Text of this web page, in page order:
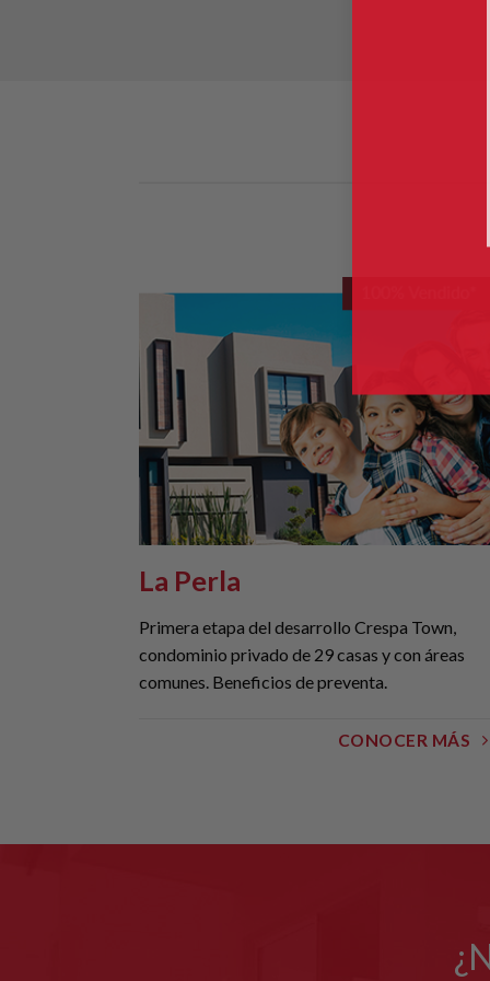
La Perla
Primera etapa del desarrollo Crespa Town,
condominio privado de 29 casas y con áreas
comunes. Beneficios de preventa.
CONOCER MÁS